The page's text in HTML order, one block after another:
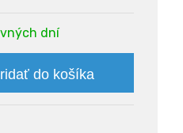
dní
do košíka